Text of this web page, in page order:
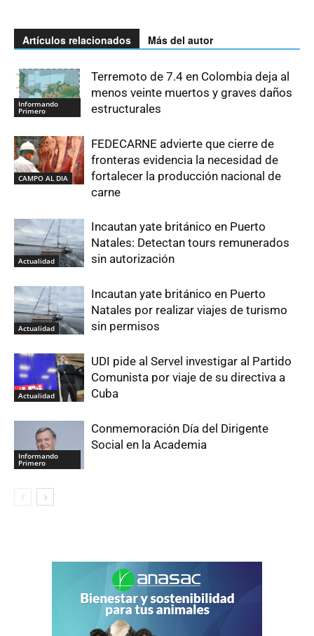
Artículos relacionados Más del autor
Informando
Primero
Terremoto de 7.4 en Colombia deja al
menos veinte muertos y graves daños
estructurales
CAMPO AL DIA
FEDECARNE advierte que cierre de
fronteras evidencia la necesidad de
fortalecer la producción nacional de
carne
Actualidad
Incautan yate británico en Puerto
Natales: Detectan tours remunerados
sin autorización
Actualidad
Incautan yate británico en Puerto
Natales por realizar viajes de turismo
sin permisos
Actualidad
UDI pide al Servel investigar al Partido
Comunista por viaje de su directiva a
Cuba
Informando
Primero
Conmemoración Día del Dirigente
Social en la Academia